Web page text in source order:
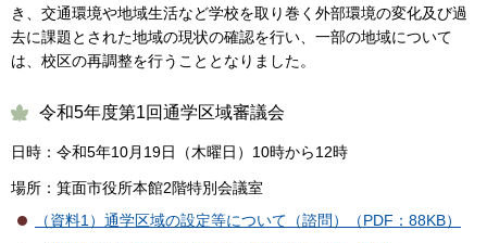
き、交通環境や地域生活など学校を取り巻く外部環境の変化及び過
去に課題とされた地域の現状の確認を行い、一部の地域について
は、校区の再調整を行うこととなりました。
令和5年度第1回通学区域審議会
日時：令和5年10月19日（木曜日）10時から12時
場所：箕面市役所本館2階特別会議室
（資料1）通学区域の設定等について（諮問）（PDF：88KB）